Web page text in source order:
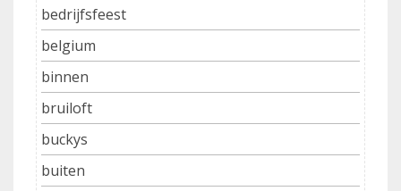
bedrijfsfeest
belgium
binnen
bruiloft
buckys
buiten